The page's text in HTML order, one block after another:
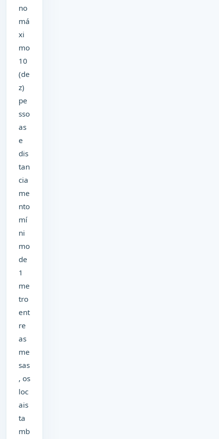
no
má
xi
mo
10
(de
z)
pe
sso
as
e
dis
tan
cia
me
nto
mí
ni
mo
de
1
me
tro
ent
re
as
me
sas
, os
loc
ais
ta
mb